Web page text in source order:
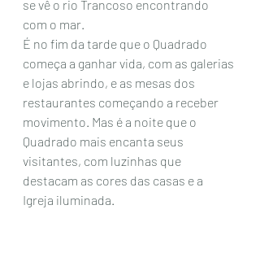
se vê o rio Trancoso encontrando
com o mar.
É no fim da tarde que o Quadrado
começa a ganhar vida, com as galerias
e lojas abrindo, e as mesas dos
restaurantes começando a receber
movimento. Mas é a noite que o
Quadrado mais encanta seus
visitantes, com luzinhas que
destacam as cores das casas e a
Igreja iluminada.